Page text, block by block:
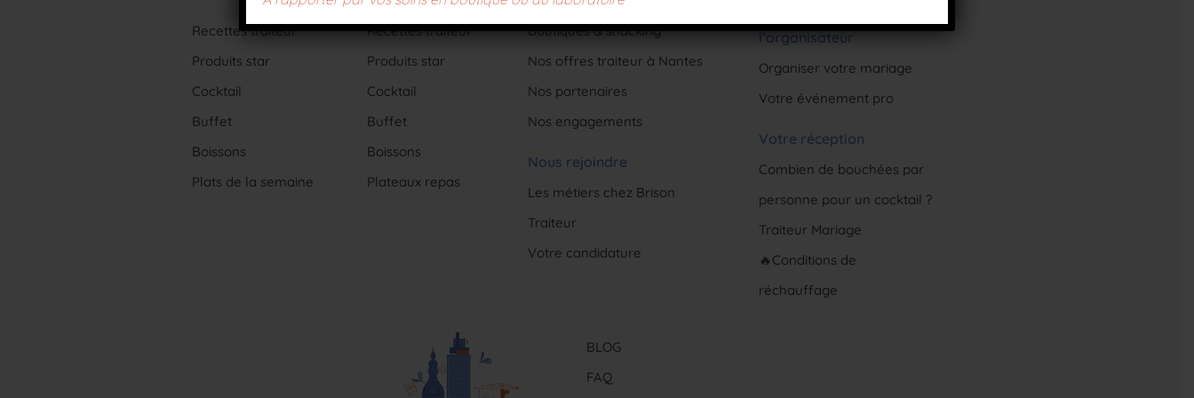
Recettes traiteur
Produits star
Cocktail
Buffet
Boissons
Plats de la semaine
Recettes traiteur
Produits star
Cocktail
Buffet
Boissons
Plateaux repas
Boutiques & snacking
Nos offres traiteur à Nantes
Nos partenaires
Nos engagements
Nous rejoindre
Les métiers chez Brison
Traiteur
Votre candidature
Check-list de
l’organisateur
Organiser votre mariage
Votre événement pro
Votre réception
Combien de bouchées par
personne pour un cocktail ?
Traiteur Mariage
🔥Conditions de
réchauffage
BLOG
FAQ